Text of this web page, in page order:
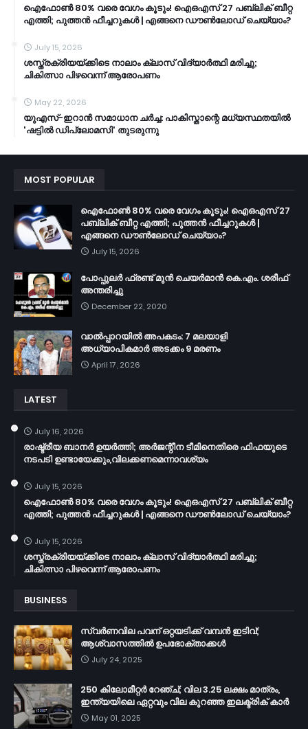
ഐഫോൺ 80% വരെ വേഗം കൂടും! ഐഒഎസ് 27 പബ്ലിക് ബീറ്റ
എത്തി; പുത്തൻ ഫീച്ചറുകൾ | എങ്ങനെ ഡൗൺലോഡ് ചെയ്യാം?
July 15, 2026
ശസ്ത്രക്രിയയ്ക്കിടെ നാലാം ക്ലാസ് വിദ്യാർത്ഥി മരിച്ചു;
ചികിത്സാ പിഴവെന്ന് ആരോപണം
May 22, 2026
യുഎസ്-ഇറാൻ സമാധാന ചർച്ച: പാകിസ്താന്റെ മധ്യസ്ഥതയിൽ
'ഷട്ടിൽ ഡിപ്ലോമസി' തുടരുന്നു
MOST POPULAR
ഐഫോൺ 80% വരെ വേഗം കൂടും! ഐഒഎസ് 27
പബ്ലിക് ബീറ്റ എത്തി; പുത്തൻ ഫീച്ചറുകൾ |
എങ്ങനെ ഡൗൺലോഡ് ചെയ്യാം?
July 15, 2026
പോപ്പുലർ ഫ്രണ്ട്​ മുൻ ചെയർമാൻ കെ.എം. ശരീഫ്​
അന്തരിച്ചു
December 22, 2020
വാൽപ്പാറയിൽ അപകടം: 7 മലയാളി
അധ്യാപികമാർ അടക്കം 9 മരണം
April 17, 2026
LATEST
July 16, 2026
രാഷ്ട്രീയ ബാനർ ഉയർത്തി; അർജന്റീന ടീമിനെതിരെ ഫിഫയുടെ
നടപടി ഉണ്ടായേക്കും,വിലക്കണമെന്നാവശ്യം
July 15, 2026
ഐഫോൺ 80% വരെ വേഗം കൂടും! ഐഒഎസ് 27 പബ്ലിക് ബീറ്റ
എത്തി; പുത്തൻ ഫീച്ചറുകൾ | എങ്ങനെ ഡൗൺലോഡ് ചെയ്യാം?
July 15, 2026
ശസ്ത്രക്രിയയ്ക്കിടെ നാലാം ക്ലാസ് വിദ്യാർത്ഥി മരിച്ചു;
ചികിത്സാ പിഴവെന്ന് ആരോപണം
BUSINESS
സ്വർണവില പവന് ഒറ്റയടിക്ക് വമ്പൻ ഇടിവ്;
ആശ്വാസത്തിൽ ഉപഭോക്താക്കൾ
July 24, 2025
250 കിലോമീറ്റർ റേഞ്ച്; വില 3.25 ലക്ഷം മാത്രം,
ഇന്ത്യയിലെ ഏറ്റവും വില കുറഞ്ഞ ഇലക്ട്രിക് കാർ
May 01, 2025